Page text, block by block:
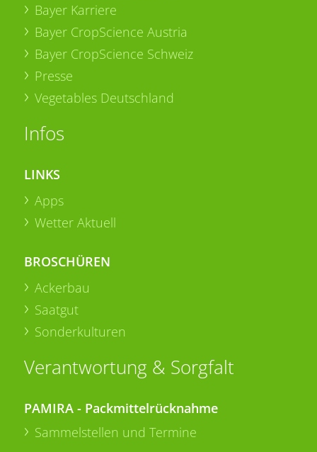
Bayer Karriere
Bayer CropScience Austria
Bayer CropScience Schweiz
Presse
Vegetables Deutschland
Infos
LINKS
Apps
Wetter Aktuell
BROSCHÜREN
Ackerbau
Saatgut
Sonderkulturen
Verantwortung & Sorgfalt
PAMIRA - Packmittelrücknahme
Sammelstellen und Termine